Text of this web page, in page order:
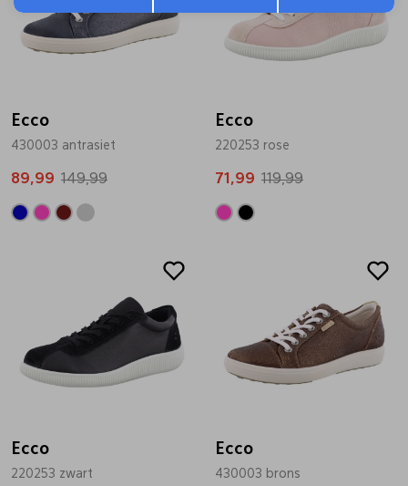
Ecco
430003 antrasiet
89,99 149,99
Ecco
220253 rose
71,99 119,99
Ecco
220253 zwart
Ecco
430003 brons